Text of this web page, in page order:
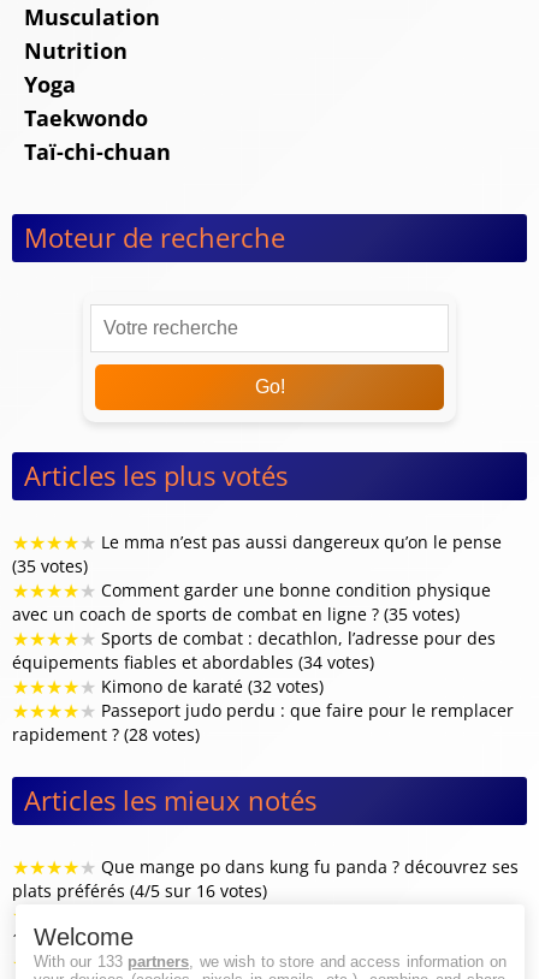
Musculation
Nutrition
Yoga
Taekwondo
Taï-chi-chuan
Moteur de recherche
Go!
Articles les plus votés
★★★★★ Le mma n’est pas aussi dangereux qu’on le pense
(35 votes)
★★★★★ Comment garder une bonne condition physique
avec un coach de sports de combat en ligne ? (35 votes)
★★★★★ Sports de combat : decathlon, l’adresse pour des
équipements fiables et abordables (34 votes)
★★★★★ Kimono de karaté (32 votes)
★★★★★ Passeport judo perdu : que faire pour le remplacer
rapidement ? (28 votes)
Articles les mieux notés
★★★★★ Que mange po dans kung fu panda ? découvrez ses
plats préférés (4/5 sur 16 votes)
★
11 votes)
★ ★★★★ Qui est le plus grand judoka de tous les temps ? (4/5
Welcome
With our 133 partners , we wish to store and access information on